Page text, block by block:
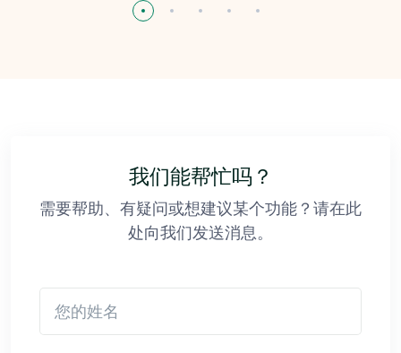
我们能帮忙吗？
需要帮助、有疑问或想建议某个功能？请在此
处向我们发送消息。